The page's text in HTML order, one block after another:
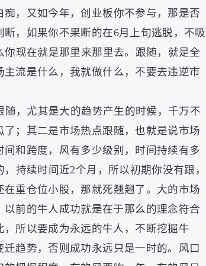
痴 ， 又如今年 ，创业板你不参与 ， 那是否
断 ， 如果你不果断的在6月上旬逃脱 ， 不吸
你现在就是那里来那里去。 跟随 ， 就是全
主流是什么 ，我就做什么 ， 不要去违逆市
随 ， 尤其是大的趋势产生的时候 ， 千万不
了 ； 其二是市场热点跟随 ，也就是说市场
间和跨度， 风有多少级别 ， 时间持续有多
， 持续时间近2个月 ， 所以初期你没有跟 ，
在重仓位小股 ， 那就死翘翘了。 大的市场
以前的牛人成功就是在于那么的理念符合
， 所以要成为永远的牛人 ， 不断挖掘牛
迁趋势，否则成功永远只是一时的。 风口